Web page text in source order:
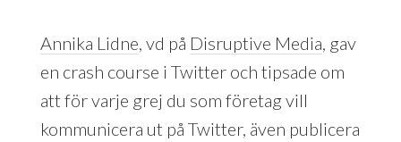
Annika Lidne , vd på Disruptive Media , gav
en crash course i Twitter och tipsade om
att för varje grej du som företag vill
kommunicera ut på Twitter, även publicera